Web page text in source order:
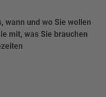
wann und wo Sie wollen
mit, was Sie brauchen